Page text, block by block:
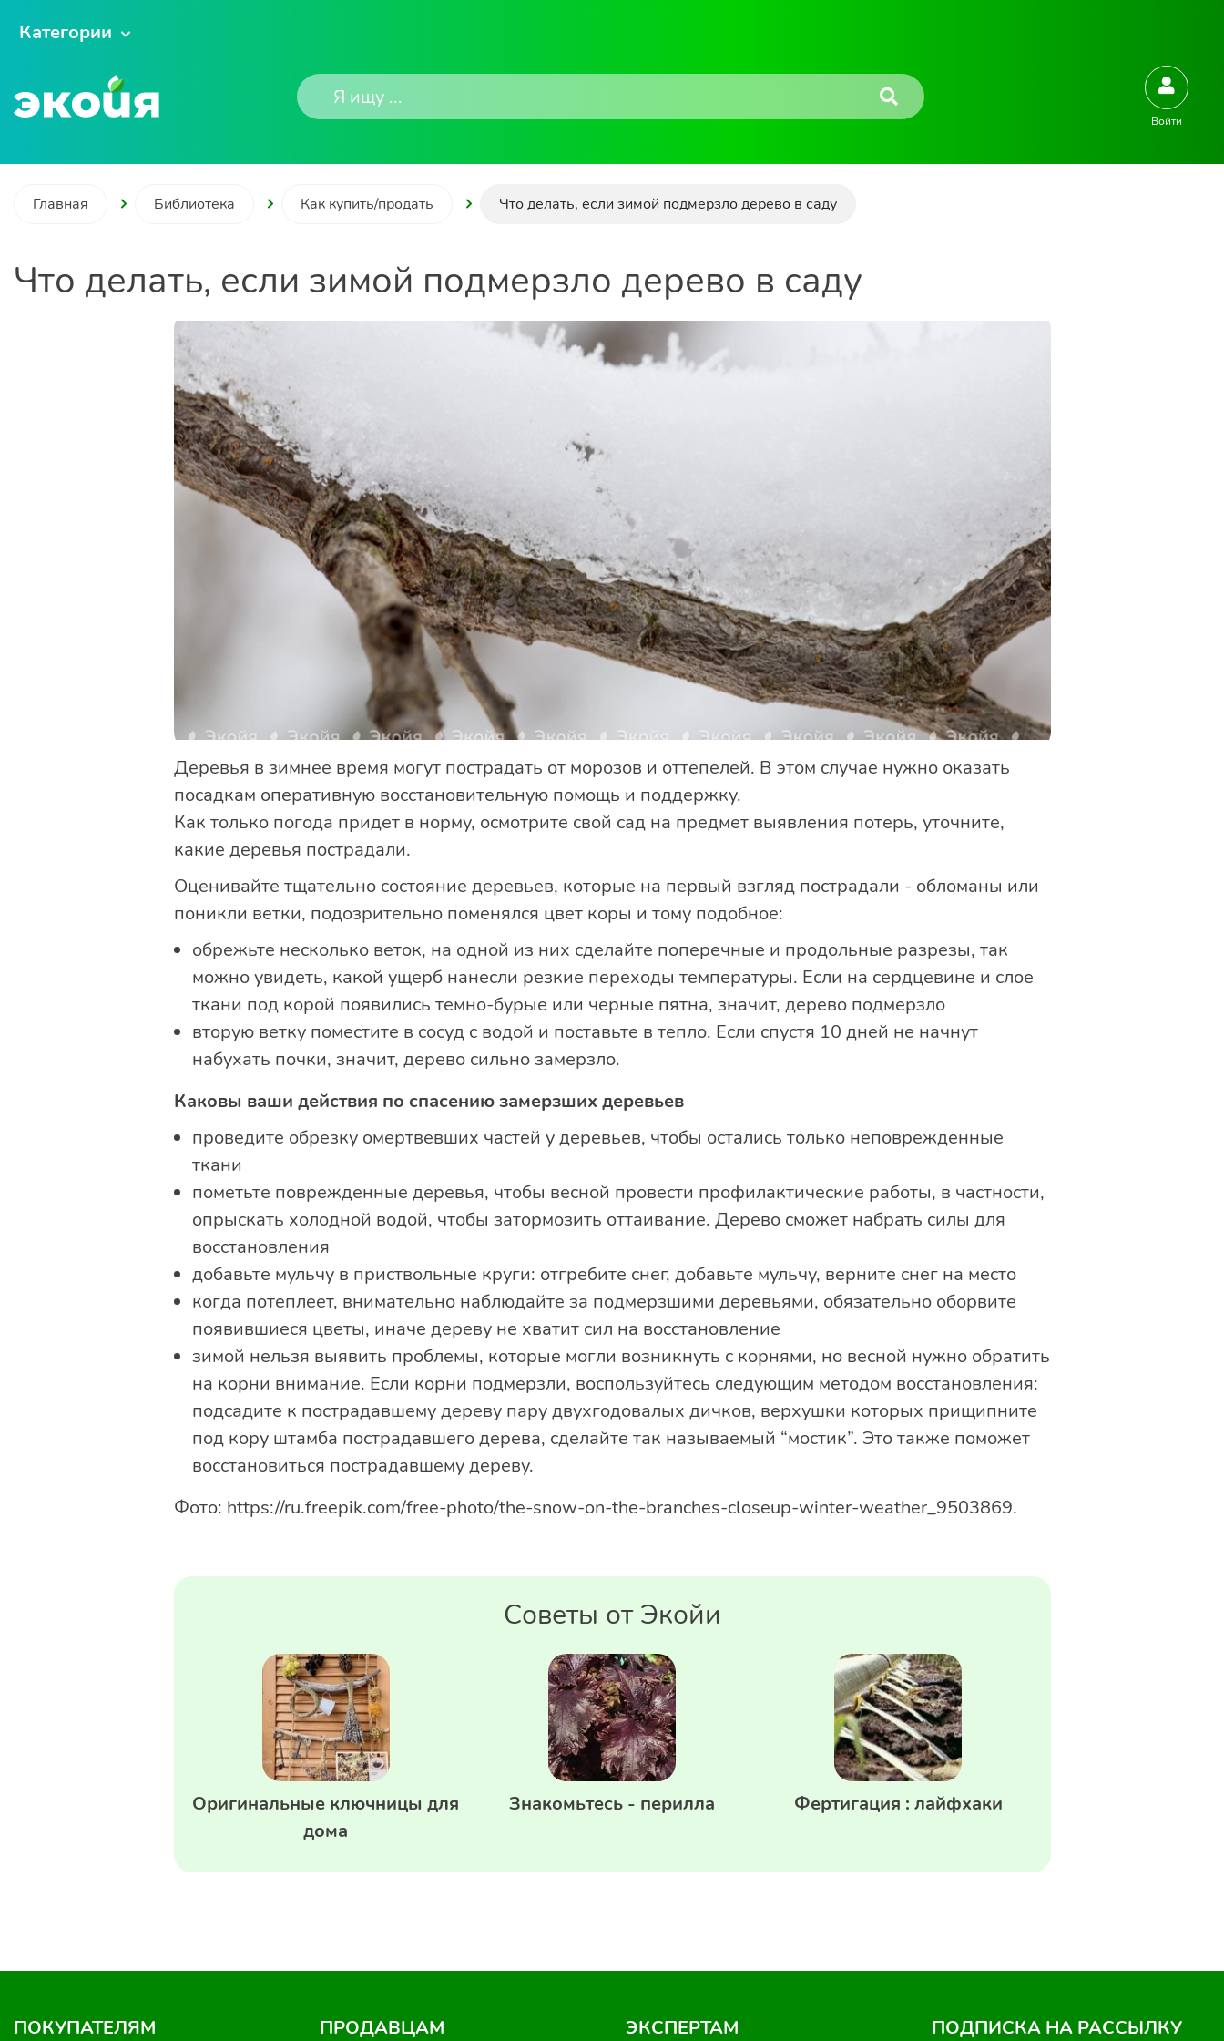
Категории
Войти
Главная Библиотека Как купить/продать Что делать, если зимой подмерзло дерево в саду
Что делать, если зимой подмерзло дерево в саду
Деревья в зимнее время могут пострадать от морозов и оттепелей. В этом случае нужно оказать
посадкам оперативную восстановительную помощь и поддержку.
Как только погода придет в норму, осмотрите свой сад на предмет выявления потерь, уточните,
какие деревья пострадали.
Оценивайте тщательно состояние деревьев, которые на первый взгляд пострадали - обломаны или
поникли ветки, подозрительно поменялся цвет коры и тому подобное:
обрежьте несколько веток, на одной из них сделайте поперечные и продольные разрезы, так
можно увидеть, какой ущерб нанесли резкие переходы температуры. Если на сердцевине и слое
ткани под корой появились темно-бурые или черные пятна, значит, дерево подмерзло
вторую ветку поместите в сосуд с водой и поставьте в тепло. Если спустя 10 дней не начнут
набухать почки, значит, дерево сильно замерзло.
Каковы ваши действия по спасению замерзших деревьев
проведите обрезку омертвевших частей у деревьев, чтобы остались только неповрежденные
ткани
пометьте поврежденные деревья, чтобы весной провести профилактические работы, в частности,
опрыскать холодной водой, чтобы затормозить оттаивание. Дерево сможет набрать силы для
восстановления
добавьте мульчу в приствольные круги: отгребите снег, добавьте мульчу, верните снег на место
когда потеплеет, внимательно наблюдайте за подмерзшими деревьями, обязательно оборвите
появившиеся цветы, иначе дереву не хватит сил на восстановление
зимой нельзя выявить проблемы, которые могли возникнуть с корнями, но весной нужно обратить
на корни внимание. Если корни подмерзли, воспользуйтесь следующим методом восстановления:
подсадите к пострадавшему дереву пару двухгодовалых дичков, верхушки которых прищипните
под кору штамба пострадавшего дерева, сделайте так называемый “мостик”. Это также поможет
восстановиться пострадавшему дереву.
Фото: https://ru.freepik.com/free-photo/the-snow-on-the-branches-closeup-winter-weather_9503869.
Советы от Экойи
Оригинальные ключницы для
дома
Знакомьтесь - перилла Фертигация : лайфхаки
ПОКУПАТЕЛЯМ ПРОДАВЦАМ ЭКСПЕРТАМ ПОДПИСКА НА РАССЫЛКУ